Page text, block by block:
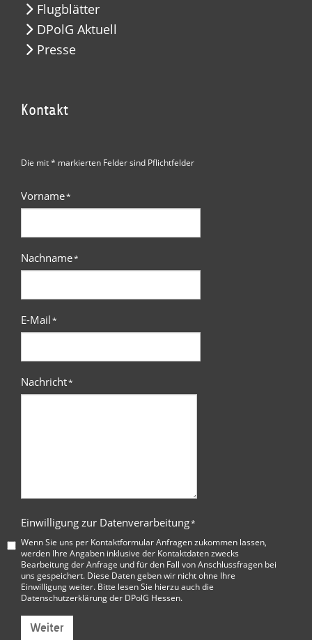
Flugblätter
DPolG Aktuell
Presse
Kontakt
Die mit * markierten Felder sind Pflichtfelder
Vorname*
Nachname*
E-Mail*
Nachricht*
Einwilligung zur Datenverarbeitung*
Wenn Sie uns per Kontaktformular Anfragen zukommen lassen,
werden Ihre Angaben inklusive der Kontaktdaten zwecks
Bearbeitung der Anfrage und für den Fall von Anschlussfragen bei
uns gespeichert. Diese Daten geben wir nicht ohne Ihre
Einwilligung weiter. Bitte lesen Sie hierzu auch die
Datenschutzerklärung der DPolG Hessen.
Weiter